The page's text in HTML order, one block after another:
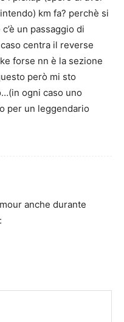
km fa? perchè si
un passaggio di
centra il reverse
forse nn è la sezione
però mi sto
ogni caso uno
per un leggendario
anche durante